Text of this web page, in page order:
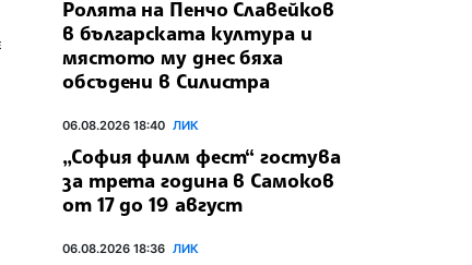
Ролята на Пенчо Славейков
в българската култура и
мястото му днес бяха
обсъдени в Силистра
06.08.2026 18:40 ЛИК
„София филм фест“ гостува
за трета година в Самоков
от 17 до 19 август
06.08.2026 18:36 ЛИК